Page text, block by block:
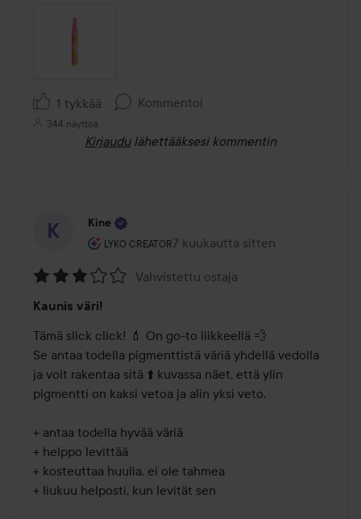
1 tykkää Kommentoi
344 näyttöä
Kirjaudu lähettääksesi kommentin
Kine
LYKO CREATOR
Käyttäjän rooli: Lyko Creator.
7 kuukautta sitten
Viesti luotiin 7 kuukautta sitten
3
/
5
Vahvistettu ostaja
Kaunis väri!
Tämä slick click! 💄 On go-to liikkeellä 💨
Se antaa todella pigmenttistä väriä yhdellä vedolla
ja voit rakentaa sitä ⬆️ kuvassa näet, että ylin
pigmentti on kaksi vetoa ja alin yksi veto.
+ antaa todella hyvää väriä
+ helppo levittää
+ kosteuttaa huulia, ei ole tahmea
+ liukuu helposti, kun levität sen